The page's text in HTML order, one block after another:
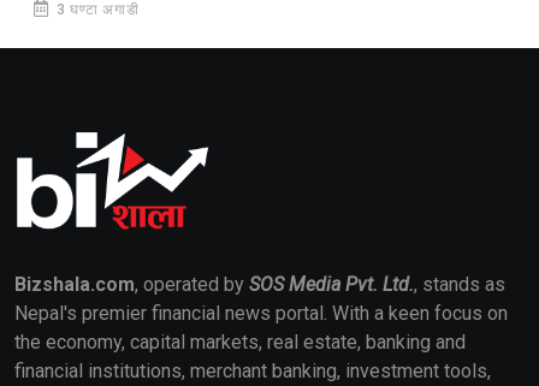
3 घण्टा अगाडी
Bizshala.com, operated by SOS Media Pvt. Ltd., stands as
Nepal's premier financial news portal. With a keen focus on
the economy, capital markets, real estate, banking and
financial institutions, merchant banking, investment tools,